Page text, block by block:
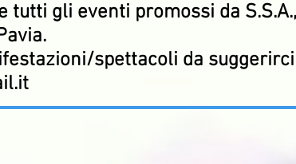
tutti gli eventi promossi da
spettacoli da